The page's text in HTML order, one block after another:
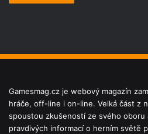
Gamesmag.cz je webový magazín
hráče, off-line i on-line. Velká část z
spoustou zkušeností ze svého oboru
pravdivých informací o herním světě